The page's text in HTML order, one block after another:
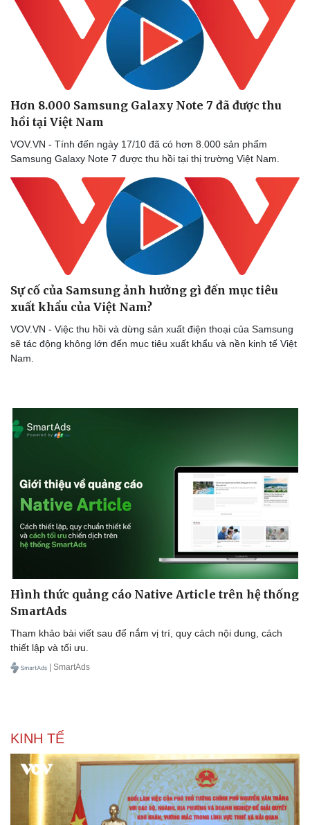
Sức khỏe
Dinh dưỡng - món ngon
Sản phụ khoa
Nhi khoa
Nam khoa
Đời sống
Tình yêu - Gia đình
Hơn 8.000 Samsung Galaxy Note 7 đã được thu
hồi tại Việt Nam
VOV.VN - Tính đến ngày 17/10 đã có hơn 8.000 sản phẩm
Samsung Galaxy Note 7 được thu hồi tại thị trường Việt Nam.
Sự cố của Samsung ảnh hưởng gì đến mục tiêu
xuất khẩu của Việt Nam?
VOV.VN - Việc thu hồi và dừng sản xuất điện thoại của Samsung
sẽ tác động không lớn đến mục tiêu xuất khẩu và nền kinh tế Việt
Nam.
Hình thức quảng cáo Native Article trên hệ thống
SmartAds
Tham khảo bài viết sau để nắm vị trí, quy cách nội dung, cách
thiết lập và tối ưu.
| SmartAds
KINH TẾ